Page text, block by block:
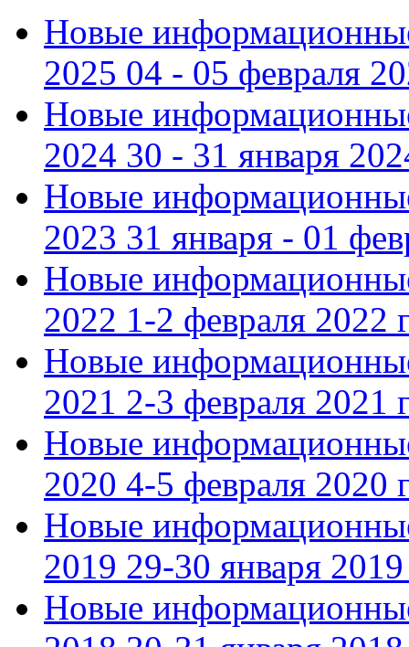
Новые
2025 04 - 05 февраля
Новые
2024 30 - 31 января
Новые
2023 31 января - 01
Новые
2022 1-2 февраля 2022
Новые
2021 2-3 февраля 2021
Новые
2020 4-5 февраля 2020
Новые
2019 29-30 января 2019
Новые